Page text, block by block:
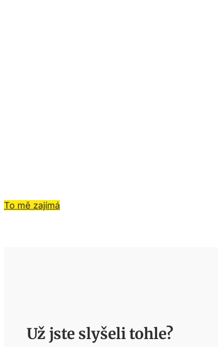
To mě zajímá
Už jste slyšeli tohle?